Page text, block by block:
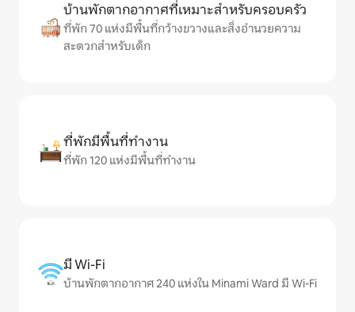
บ้านพักตากอากาศที่เหมาะสำหรับครอบครัว
ที่พัก 70 แห่งมีพื้นที่กว้างขวางและสิ่งอำนวยความ
สะดวกสำหรับเด็ก
ที่พักมีพื้นที่ทำงาน
ที่พัก 120 แห่งมีพื้นที่ทำงาน
มี Wi-Fi
บ้านพักตากอากาศ 240 แห่งใน Minami Ward มี Wi-Fi